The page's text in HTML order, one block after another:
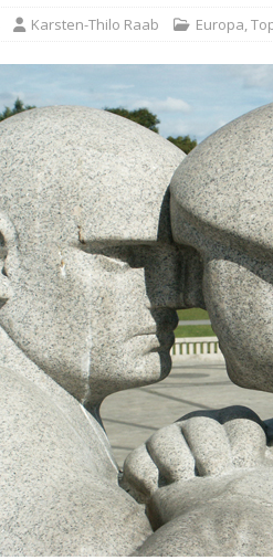
Karsten-Thilo Raab Europa,